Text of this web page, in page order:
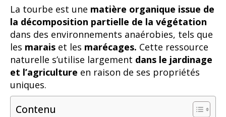
La tourbe est une matière organique issue de
la décomposition partielle de la végétation
dans des environnements anaérobies, tels que
les marais et les marécages. Cette ressource
naturelle s’utilise largement dans le jardinage
et l’agriculture en raison de ses propriétés
uniques.
Contenu